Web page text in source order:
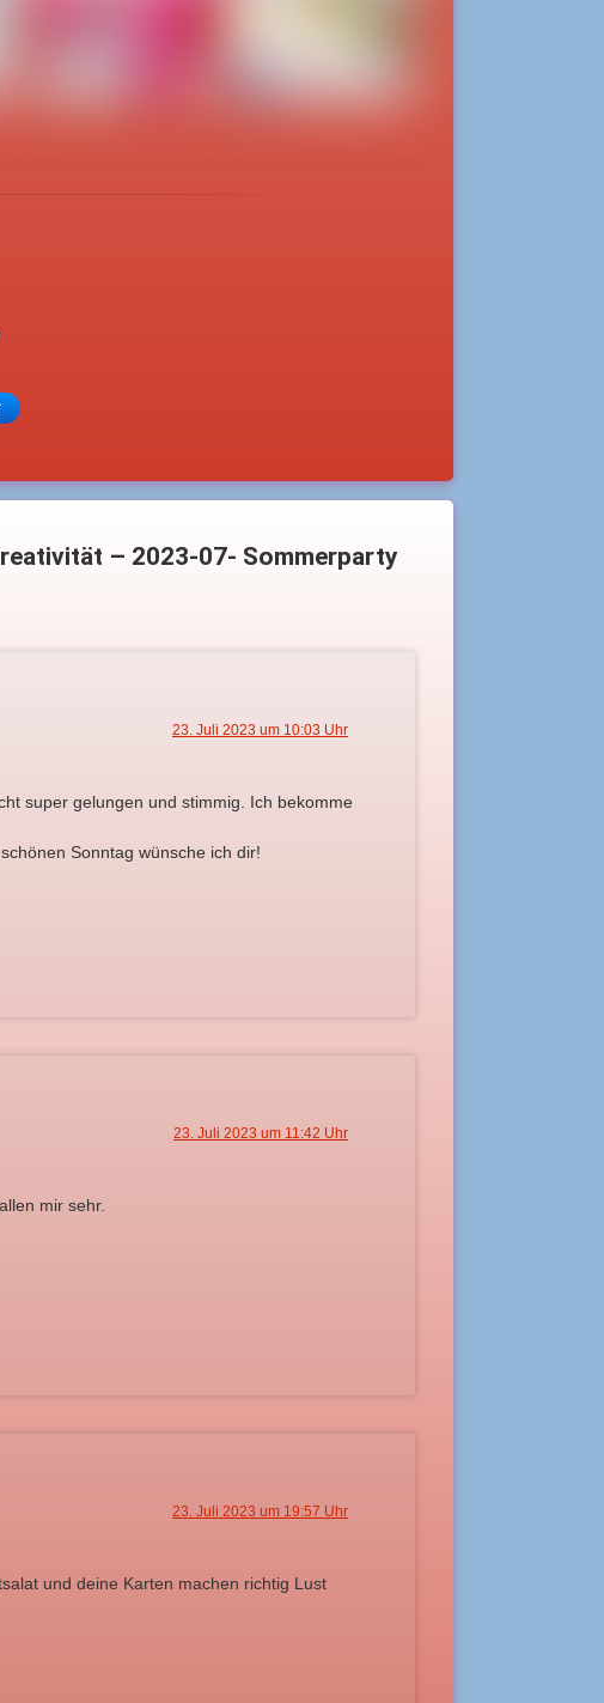
– 2023-07- Sommerparty
23. Juli 2023 um 10:03 Uhr
super gelungen und stimmig. Ich bekomme
Sonntag wünsche ich dir!
23. Juli 2023 um 11:42 Uhr
mir sehr.
23. Juli 2023 um 19:57 Uhr
und deine Karten machen richtig Lust